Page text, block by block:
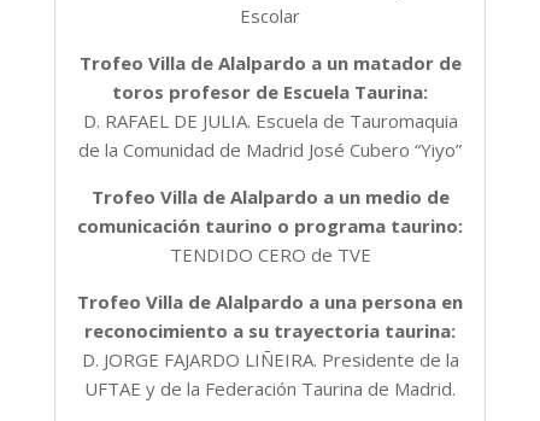
Escolar
Trofeo Villa de Alalpardo a un matador de
toros profesor de Escuela Taurina:
D. RAFAEL DE JULIA. Escuela de Tauromaquia
de la Comunidad de Madrid José Cubero “Yiyo”
Trofeo Villa de Alalpardo a un medio de
comunicación taurino o programa taurino:
TENDIDO CERO de TVE
Trofeo Villa de Alalpardo a una persona en
reconocimiento a su trayectoria taurina:
D. JORGE FAJARDO LIÑEIRA. Presidente de la
UFTAE y de la Federación Taurina de Madrid.